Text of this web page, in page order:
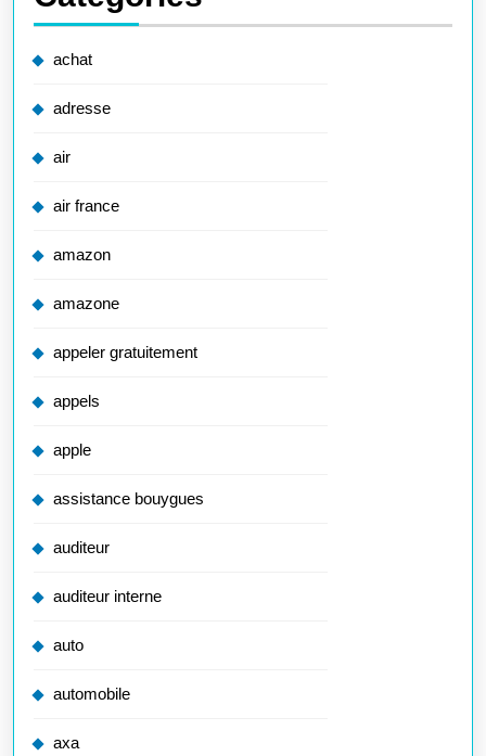
achat
adresse
air
air france
amazon
amazone
appeler gratuitement
appels
apple
assistance bouygues
auditeur
auditeur interne
auto
automobile
axa